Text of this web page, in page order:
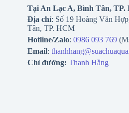
Tại An Lạc A, Bình Tân, TP.
Địa chỉ: Số 19 Hoàng Văn
Tân, TP. HCM
Hotline/Zalo:0986 093 769
Email:
Chỉ đường: Thanh Hằng